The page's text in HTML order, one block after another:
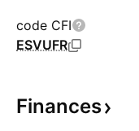
code CFI
ESVUFR
Finances